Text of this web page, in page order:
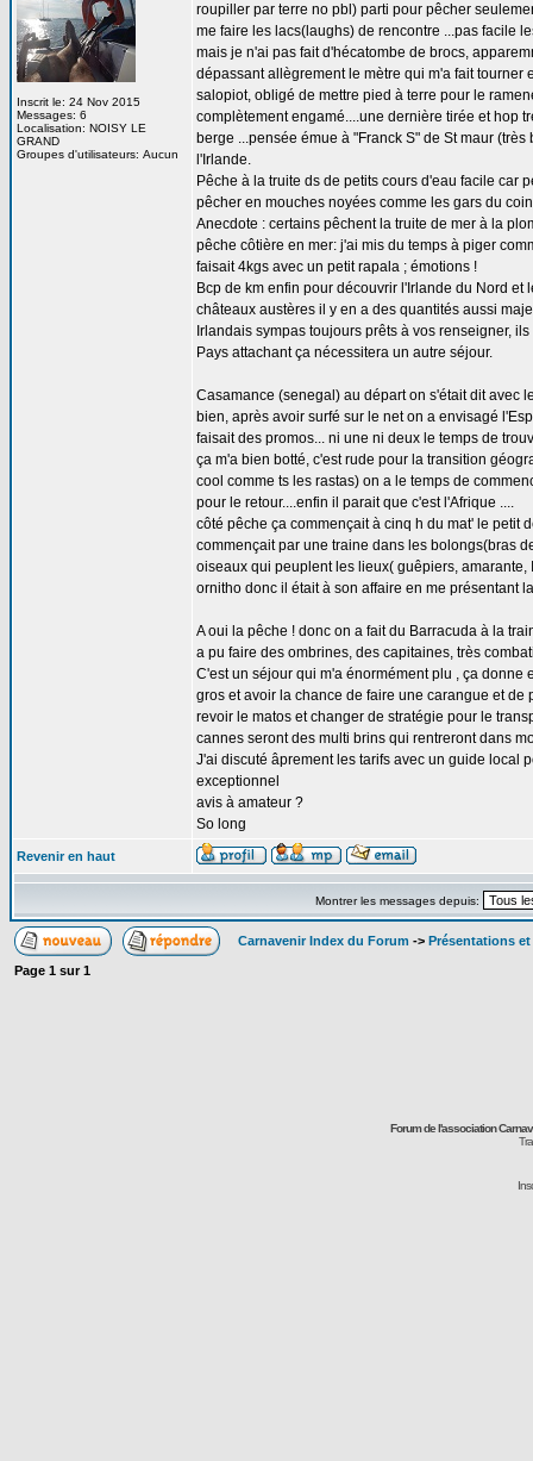
Inscrit le: 24 Nov 2015
Messages: 6
Localisation: NOISY LE
GRAND
Groupes d'utilisateurs: Aucun
roupiller par terre no pbl) parti pour pêcher
me faire les lacs(laughs) de rencontre ...pas facile
mais je n'ai pas fait d'hécatombe de brocs,
dépassant allègrement le mètre qui m'a fait
salopiot, obligé de mettre pied à terre pour le
complètement engamé....une dernière tirée et hop
berge ...pensée émue à "Franck S" de St maur
l'Irlande.
Pêche à la truite ds de petits cours d'eau facile car
pêcher en mouches noyées comme les gars du
Anecdote : certains pêchent la truite de mer à la
pêche côtière en mer: j'ai mis du temps à piger
faisait 4kgs avec un petit rapala ; émotions !
Bcp de km enfin pour découvrir l'Irlande du Nord
châteaux austères il y en a des quantités aussi
Irlandais sympas toujours prêts à vos renseigner,
Pays attachant ça nécessitera un autre séjour.
Casamance (senegal) au départ on s'était dit avec
bien, après avoir surfé sur le net on a envisagé
faisait des promos... ni une ni deux le temps de
ça m'a bien botté, c'est rude pour la transition
cool comme ts les rastas) on a le temps de
pour le retour....enfin il parait que c'est l'Afrique ....
côté pêche ça commençait à cinq h du mat' le
commençait par une traine dans les bolongs(bras
oiseaux qui peuplent les lieux( guêpiers,
ornitho donc il était à son affaire en me présentant
A oui la pêche ! donc on a fait du Barracuda à la
a pu faire des ombrines, des capitaines, très
C'est un séjour qui m'a énormément plu , ça
gros et avoir la chance de faire une carangue et
revoir le matos et changer de stratégie pour le
cannes seront des multi brins qui rentreront dans
J'ai discuté âprement les tarifs avec un guide local
exceptionnel
avis à amateur ?
So long
Revenir en haut
Montrer les messages depuis:
Carnavenir Index du Forum -> Présentations
Page 1 sur1
Forum de l'association